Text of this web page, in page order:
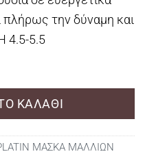
την δύναμη και
4.5-5.5
ΚΑΛΆΘΙ
ΜΑΣΚΑ ΜΑΛΛΙΩΝ